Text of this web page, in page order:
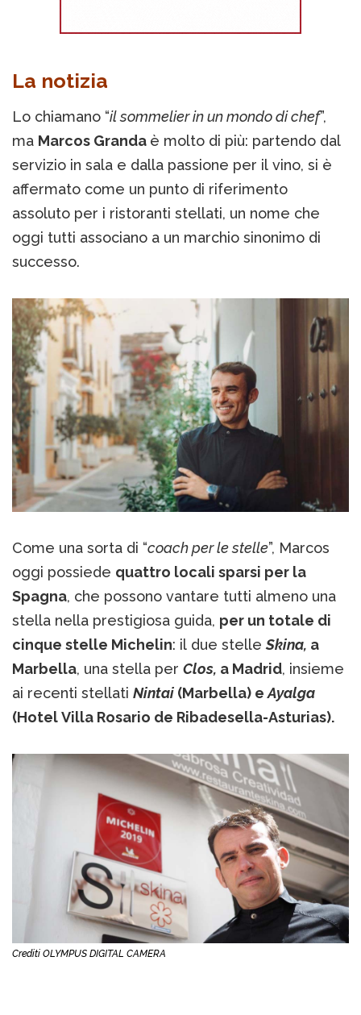
La notizia
Lo chiamano “il sommelier in un mondo di chef”,
ma Marcos Granda è molto di più: partendo dal
servizio in sala e dalla passione per il vino, si è
affermato come un punto di riferimento
assoluto per i ristoranti stellati, un nome che
oggi tutti associano a un marchio sinonimo di
successo.
Come una sorta di “coach per le stelle”, Marcos
oggi possiede quattro locali sparsi per la
Spagna, che possono vantare tutti almeno una
stella nella prestigiosa guida, per un totale di
cinque stelle Michelin: il due stelleSkina, a
Marbella, una stella per Clos, a Madrid, insieme
ai recenti stellati Nintai (Marbella) eAyalga
(Hotel Villa Rosario de Ribadesella-Asturias).
Crediti OLYMPUS DIGITAL CAMERA